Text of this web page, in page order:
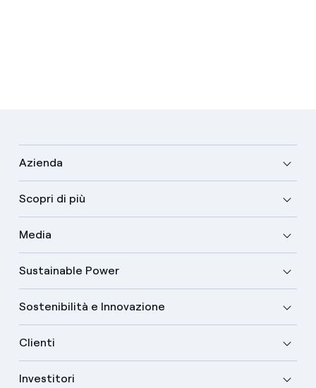
Azienda
Scopri di più
Media
Sustainable Power
Sostenibilità e Innovazione
Clienti
Investitori